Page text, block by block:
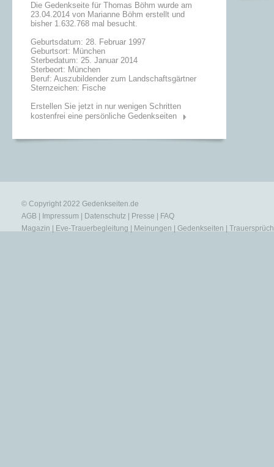
Die Gedenkseite für Thomas Böhm wurde am
23.04.2014 von Marianne Böhm erstellt und
bisher 1.632.768 mal besucht.
Geburtsdatum: 28. Februar 1997
Geburtsort: München
Sterbedatum: 25. Januar 2014
Sterbeort: München
Beruf: Auszubildender zum Landschaftsgärtner
Sternzeichen: Fische
Erstellen Sie jetzt in nur wenigen Schritten
kostenfrei eine persönliche Gedenkseiten
© Copyright 2022 Gedenkseiten.de
AGB
Impressum Datenschutz Presse
FAQ
Magazin
Eve-Trauerbegleitung Meinungen Gedenkseiten